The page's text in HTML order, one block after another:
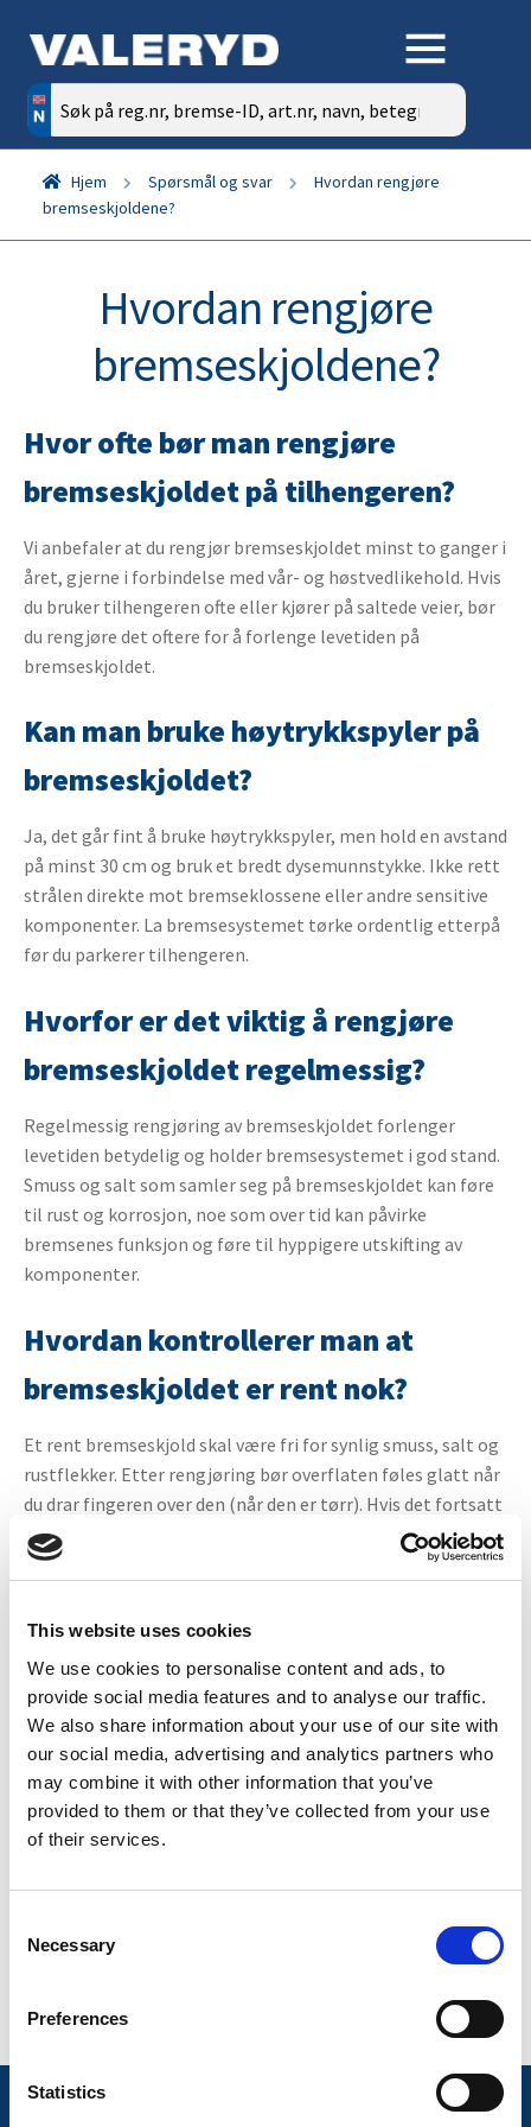
This website uses cookies
We use cookies to personalise content and ads, to
provide social media features and to analyse our traffic.
We also share information about your use of our site with
our social media, advertising and analytics partners who
may combine it with other information that you’ve
provided to them or that they’ve collected from your use
of their services.
n
Necessary
Preferences
Statistics
Søk
etter:
Hjem Spørsmål og svar
Hvordan rengjøre
bremseskjoldene?
Hvordan rengjøre
bremseskjoldene?
Hvor ofte bør man rengjøre
bremseskjoldet på tilhengeren?
Vi anbefaler at du rengjør bremseskjoldet minst to ganger i
året, gjerne i forbindelse med vår- og høstvedlikehold. Hvis
du bruker tilhengeren ofte eller kjører på saltede veier, bør
du rengjøre det oftere for å forlenge levetiden på
bremseskjoldet.
Kan man bruke høytrykkspyler på
bremseskjoldet?
Ja, det går fint å bruke høytrykkspyler, men hold en avstand
på minst 30 cm og bruk et bredt dysemunnstykke. Ikke rett
strålen direkte mot bremseklossene eller andre sensitive
komponenter. La bremsesystemet tørke ordentlig etterpå
før du parkerer tilhengeren.
Hvorfor er det viktig å rengjøre
bremseskjoldet regelmessig?
Regelmessig rengjøring av bremseskjoldet forlenger
levetiden betydelig og holder bremsesystemet i god stand.
Smuss og salt som samler seg på bremseskjoldet kan føre
til rust og korrosjon, noe som over tid kan påvirke
bremsenes funksjon og føre til hyppigere utskifting av
komponenter.
Hvordan kontrollerer man at
bremseskjoldet er rent nok?
Et rent bremseskjold skal være fri for synlig smuss, salt og
rustflekker. Etter rengjøring bør overflaten føles glatt når
du drar fingeren over den (når den er tørr). Hvis det fortsatt
finnes belegg eller ujevnheter, bør du rengjøre det
ytterligere før du påfører rustbeskyttelse.
VALERYDs Aksel og hjulbrems
Informasjon om bremsesko
Monteringsfilm for brems Al-KO